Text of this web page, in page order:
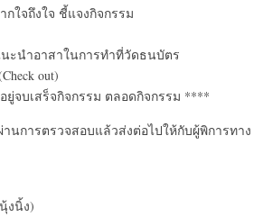
ใจถึงใจ ชี้แจงกิจกรรม
ะนำอาสาในการทำที่วัดธนบัตร
out)
จบเสร็จกิจกรรม ตลอดกิจกรรม ****
นการตรวจสอบแล้วส่งต่อไปให้กับผู้พิการทาง
งนิ้ง)